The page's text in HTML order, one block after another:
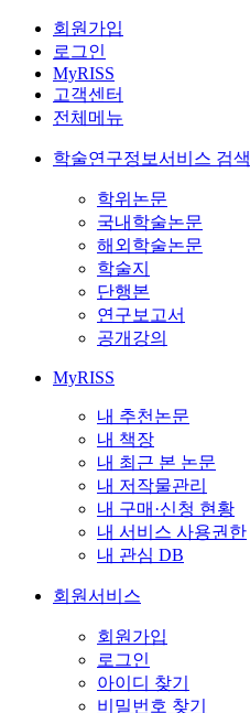
회원가입
로그인
MyRISS
고객센터
전체메뉴
학술연구정보서비스 검색
학위논문
국내학술논문
해외학술논문
학술지
단행본
연구보고서
공개강의
MyRISS
내 추천논문
내 책장
내 최근 본 논문
내 저작물관리
내 구매·신청 현황
내 서비스 사용권한
내 관심 DB
회원서비스
회원가입
로그인
아이디 찾기
비밀번호 찾기